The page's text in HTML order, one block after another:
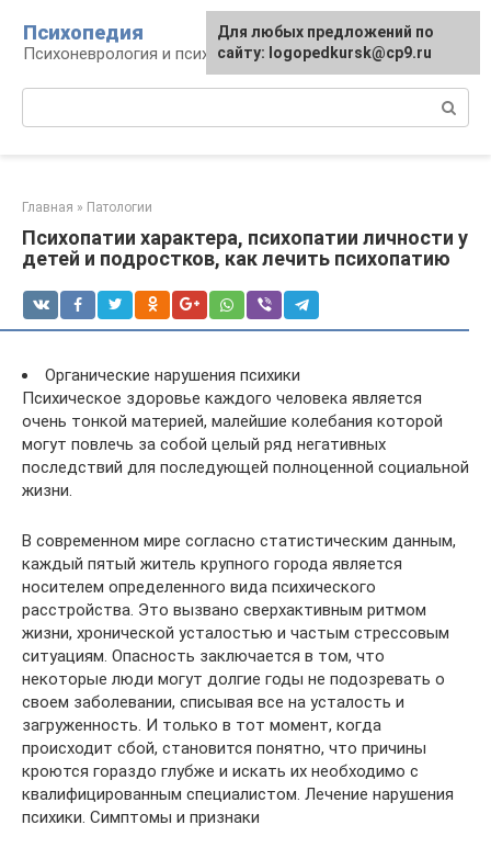
контенту
Психопедия
Психоневрология и психиатрия
Главная » Патологии
Психопатии характера, психопатии личности у
детей и подростков, как лечить психопатию
Органические нарушения психики
Психическое здоровье каждого человека является
очень тонкой материей, малейшие колебания которой
могут повлечь за собой целый ряд негативных
последствий для последующей полноценной социальной
жизни.
В современном мире согласно статистическим данным,
каждый пятый житель крупного города является
носителем определенного вида психического
расстройства. Это вызвано сверхактивным ритмом
жизни, хронической усталостью и частым стрессовым
ситуациям. Опасность заключается в том, что
некоторые люди могут долгие годы не подозревать о
своем заболевании, списывая все на усталость и
загруженность. И только в тот момент, когда
происходит сбой, становится понятно, что причины
кроются гораздо глубже и искать их необходимо с
квалифицированным специалистом. Лечение нарушения
психики. Симптомы и признаки
Для любых предложений по
сайту: logopedkursk@cp9.ru